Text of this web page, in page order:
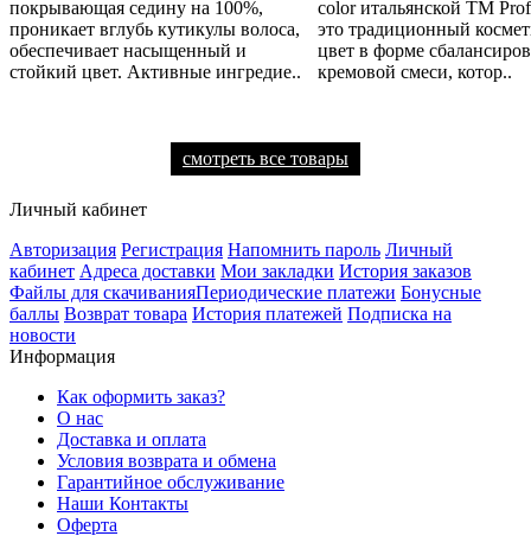
покрывающая седину на 100%,
проникает вглубь кутикулы волоса,
обеспечивает насыщенный и
стойкий цвет. Активные ингредие..
color итальянской ТМ
это традиционный
цвет в форме
кремовой смеси, котор..
смотреть все товары
Личный кабинет
Авторизация Регистрация Напомнить пароль Личный
кабинет Адреса доставки Мои закладки История заказов
Файлы для скачиванияПериодические платежи Бонусные
баллы Возврат товара История платежей Подписка на
новости
Информация
Как оформить заказ?
О нас
Доставка и оплата
Условия возврата и обмена
Гарантийное обслуживание
Наши Контакты
Оферта